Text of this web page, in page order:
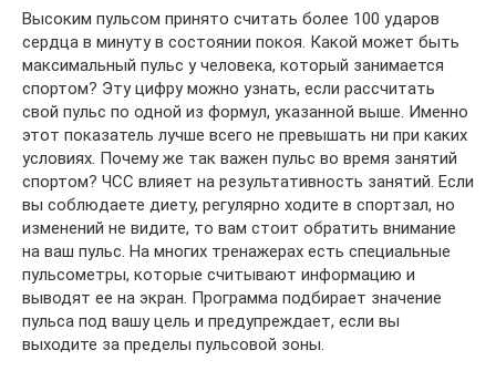
Высоким пульсом принято считать более 100 ударов
сердца в минуту в состоянии покоя. Какой может быть
максимальный пульс у человека, который занимается
спортом? Эту цифру можно узнать, если рассчитать
свой пульс по одной из формул, указанной выше. Именно
этот показатель лучше всего не превышать ни при каких
условиях. Почему же так важен пульс во время занятий
спортом? ЧСС влияет на результативность занятий. Если
вы соблюдаете диету, регулярно ходите в спортзал, но
изменений не видите, то вам стоит обратить внимание
на ваш пульс. На многих тренажерах есть специальные
пульсометры, которые считывают информацию и
выводят ее на экран. Программа подбирает значение
пульса под вашу цель и предупреждает, если вы
выходите за пределы пульсовой зоны.